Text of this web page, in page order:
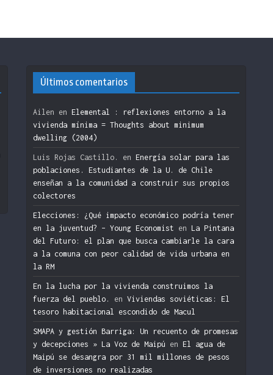
Últimos comentarios
Ailen en Elemental : reflexiones entorno a la
vivienda mínima = Thoughts about minimum
dwelling (2004)
Luis Rojas Castillo. en Energía solar para las
poblaciones. Estudiantes de la U. de Chile
enseñan a la comunidad a construir sus propios
colectores
Elecciones: ¿Qué impacto económico podría tener
en la juventud? – Young Economist en La Pintana
del Futuro: el plan que busca cambiarle la cara
a la comuna con peor calidad de vida urbana en
la RM
En la lucha por la vivienda construimos la
fuerza del pueblo.
en Viviendas soviéticas: El
tesoro habitacional escondido de Macul
SMAPA y gestión Barriga: Un recuento de promesas
y decepciones » La Voz de Maipú en El agua de
Maipú se desangra por 31 mil millones de pesos
de inversiones no realizadas